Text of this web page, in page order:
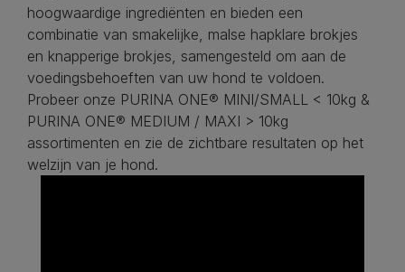
hoogwaardige ingrediënten en bieden een
combinatie van smakelijke, malse hapklare brokjes
en knapperige brokjes, samengesteld om aan de
voedingsbehoeften van uw hond te voldoen.
Probeer onze PURINA ONE® MINI/SMALL < 10kg &
PURINA ONE® MEDIUM / MAXI > 10kg
assortimenten en zie de zichtbare resultaten op het
welzijn van je hond.